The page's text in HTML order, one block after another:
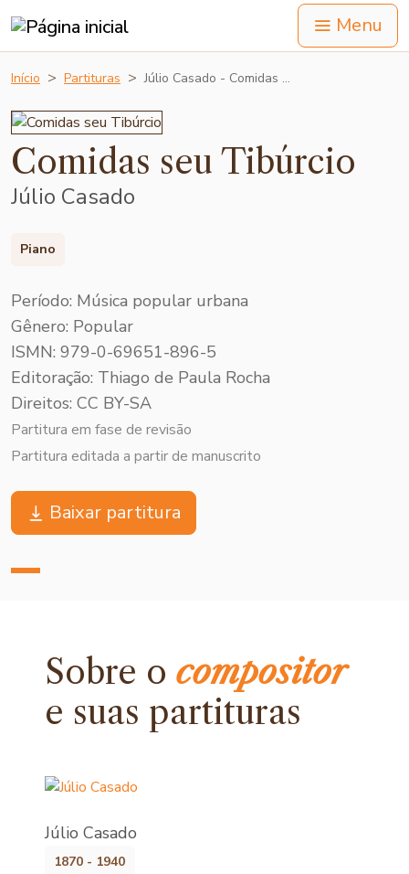
Menu
Início Partituras Júlio Casado - Comidas …
Comidas seu Tibúrcio
Júlio Casado
Piano
Período: Música popular urbana
Gênero: Popular
ISMN: 979-0-69651-896-5
Editoração: Thiago de Paula Rocha
Direitos: CC BY-SA
Partitura em fase de revisão
Partitura editada a partir de manuscrito
Baixar partitura
Sobre ocompositor
e suas partituras
Júlio Casado
1870 - 1940